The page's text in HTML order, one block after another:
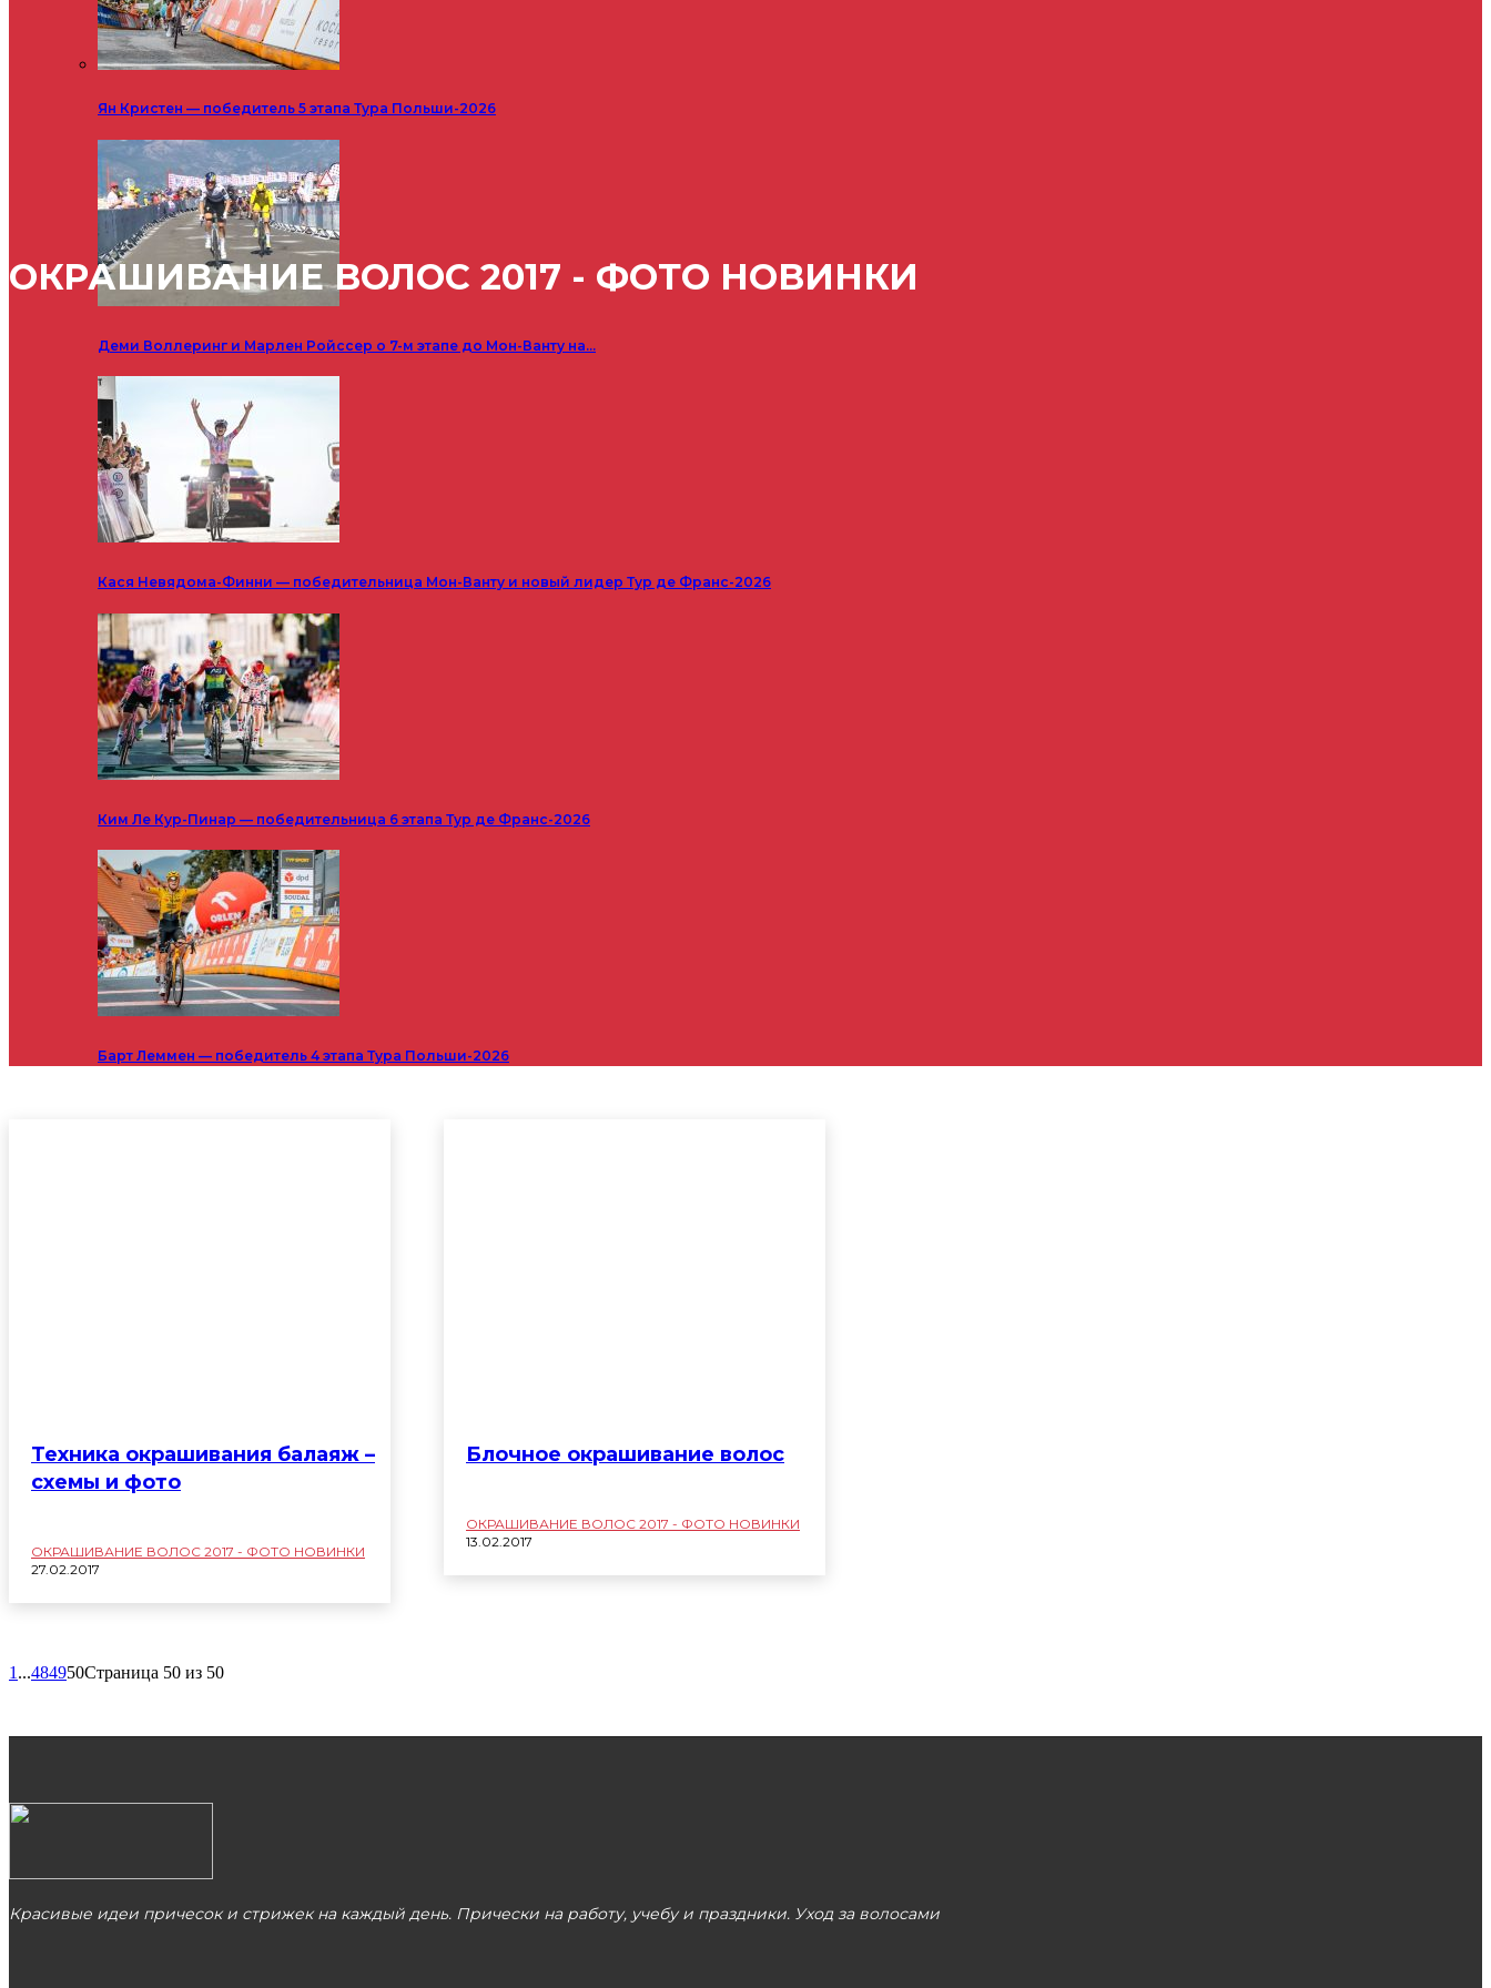
Ян Кристен — победитель 5 этапа Тура Польши-2026
Деми Воллеринг и Марлен Ройссер о 7-м этапе до Мон-Ванту на…
Кася Невядома-Финни — победительница Мон-Ванту и новый лидер Тур де Франс-2026
Ким Ле Кур-Пинар — победительница 6 этапа Тур де Франс-2026
Барт Леммен — победитель 4 этапа Тура Польши-2026
ОКРАШИВАНИЕ ВОЛОС 2017 - ФОТО НОВИНКИ
Здоровье
Красота и уход
Модные женские стрижки 2017 - фото и обзоры
Модные прически 2017 - фото и обзоры
Новости
Техника
Техника окрашивания балаяж –
схемы и фото
ОКРАШИВАНИЕ ВОЛОС 2017 - ФОТО НОВИНКИ
27.02.2017
Блочное окрашивание волос
ОКРАШИВАНИЕ ВОЛОС 2017 - ФОТО НОВИНКИ
13.02.2017
1 ...484950Страница 50 из 50
Красивые идеи причесок и стрижек на каждый день. Прически на работу, учебу и праздники. Уход за волосами